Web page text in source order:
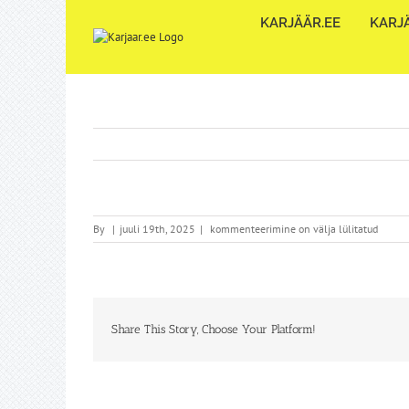
KARJÄÄR.EE
By | juuli 19th, 2025 | kommenteerimine on välja lülitatud
Share This Story, Choose Your Platform!